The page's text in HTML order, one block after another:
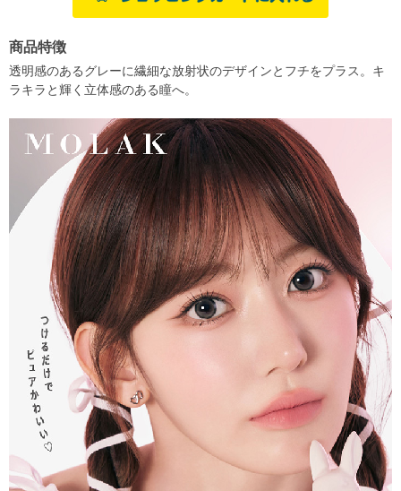
商品特徴
透明感のあるグレーに繊細な放射状のデザインとフチをプラス。キ
ラキラと輝く立体感のある瞳へ。